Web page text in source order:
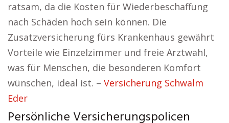
ratsam, da die Kosten für Wiederbeschaffung
nach Schäden hoch sein können. Die
Zusatzversicherung fürs Krankenhaus gewährt
Vorteile wie Einzelzimmer und freie Arztwahl,
was für Menschen, die besonderen Komfort
wünschen, ideal ist. – Versicherung Schwalm
Eder
Persönliche Versicherungspolicen